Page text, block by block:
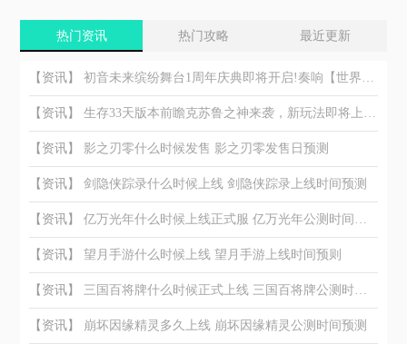
热门资讯 热门攻略 最近更新
【资讯】
【资讯】
【资讯】 影之刃零什么时候发售 影之刃零发售日预测
【资讯】 剑隐侠踪录什么时候上线 剑隐侠踪录上线时间预测
【资讯】
【资讯】 望月手游什么时候上线 望月手游上线时间预则
【资讯】
【资讯】 崩坏因缘精灵多久上线 崩坏因缘精灵公测时间预测